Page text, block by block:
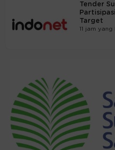
Tender
Target
11 jam yang